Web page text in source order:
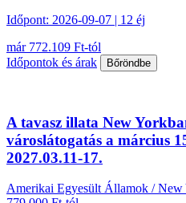
Időpont: 2026-09-07 | 12 éj
már 772.109 Ft-tól
Időpontok és árak
Bőröndbe
A tavasz illata New
városlátogatás a március
2027.03.11-17.
Amerikai Egyesült Államok / New